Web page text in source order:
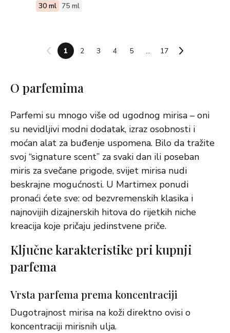
30 ml 75 ml
1 2 3 4 5 ... 17
O parfemima
Parfemi su mnogo više od ugodnog mirisa – oni
su nevidljivi modni dodatak, izraz osobnosti i
moćan alat za buđenje uspomena. Bilo da tražite
svoj “signature scent” za svaki dan ili poseban
miris za svečane prigode, svijet mirisa nudi
beskrajne mogućnosti. U Martimex ponudi
pronaći ćete sve: od bezvremenskih klasika i
najnovijih dizajnerskih hitova do rijetkih niche
kreacija koje pričaju jedinstvene priče.
Ključne karakteristike pri kupnji
parfema
Vrsta parfema prema koncentraciji
Dugotrajnost mirisa na koži direktno ovisi o
koncentraciji mirisnih ulja.